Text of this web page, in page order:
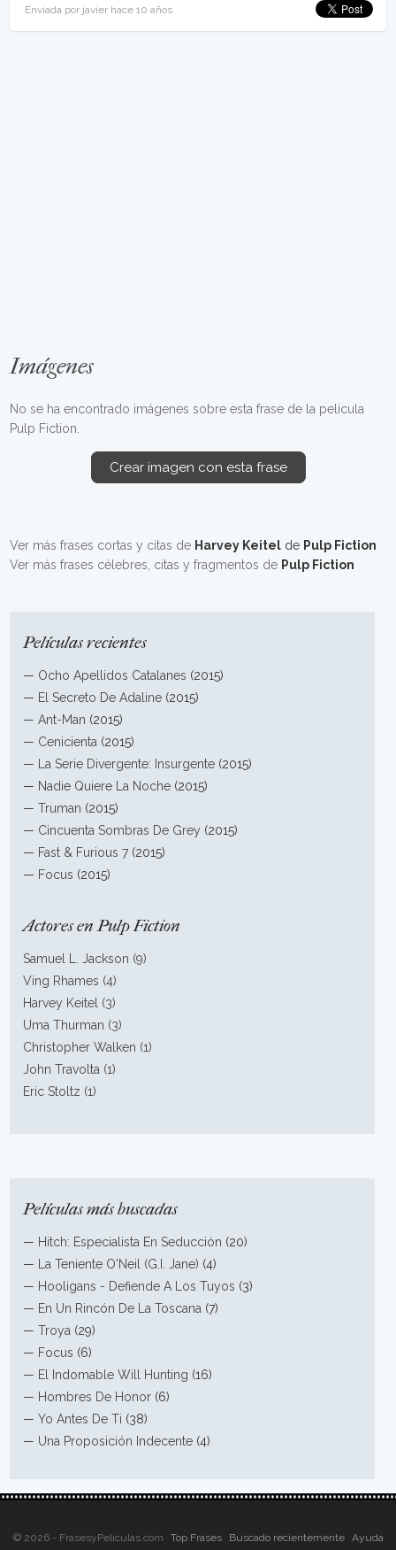
Enviada por javier hace 10 años
Imágenes
No se ha encontrado imágenes sobre esta frase de la película
Pulp Fiction.
Crear imagen con esta frase
Ver más frases cortas y citas de Harvey Keitel de Pulp Fiction
Ver más frases célebres, citas y fragmentos de Pulp Fiction
Películas recientes
— Ocho Apellidos Catalanes (2015)
— El Secreto De Adaline (2015)
—Ant-Man (2015)
— Cenicienta (2015)
—
La Serie Divergente: Insurgente (2015)
— Nadie Quiere La Noche (2015)
—Truman (2015)
— Cincuenta Sombras De Grey (2015)
— Fast & Furious 7 (2015)
— Focus (2015)
Actores en Pulp Fiction
Samuel L. Jackson (9)
Ving Rhames (4)
Harvey Keitel (3)
Uma Thurman (3)
Christopher Walken (1)
John Travolta (1)
Eric Stoltz (1)
Películas más buscadas
— Hitch: Especialista En Seducción (20)
—
La Teniente O'Neil (G.I. Jane) (4)
— Hooligans - Defiende A Los Tuyos (3)
— En Un Rincón De La Toscana (7)
—Troya (29)
— Focus (6)
— El Indomable Will Hunting (16)
— Hombres De Honor (6)
—Yo Antes De Ti (38)
— Una Proposición Indecente (4)
© 2026 - FrasesyPeliculas.com Top Frases Buscado recientemente Ayuda